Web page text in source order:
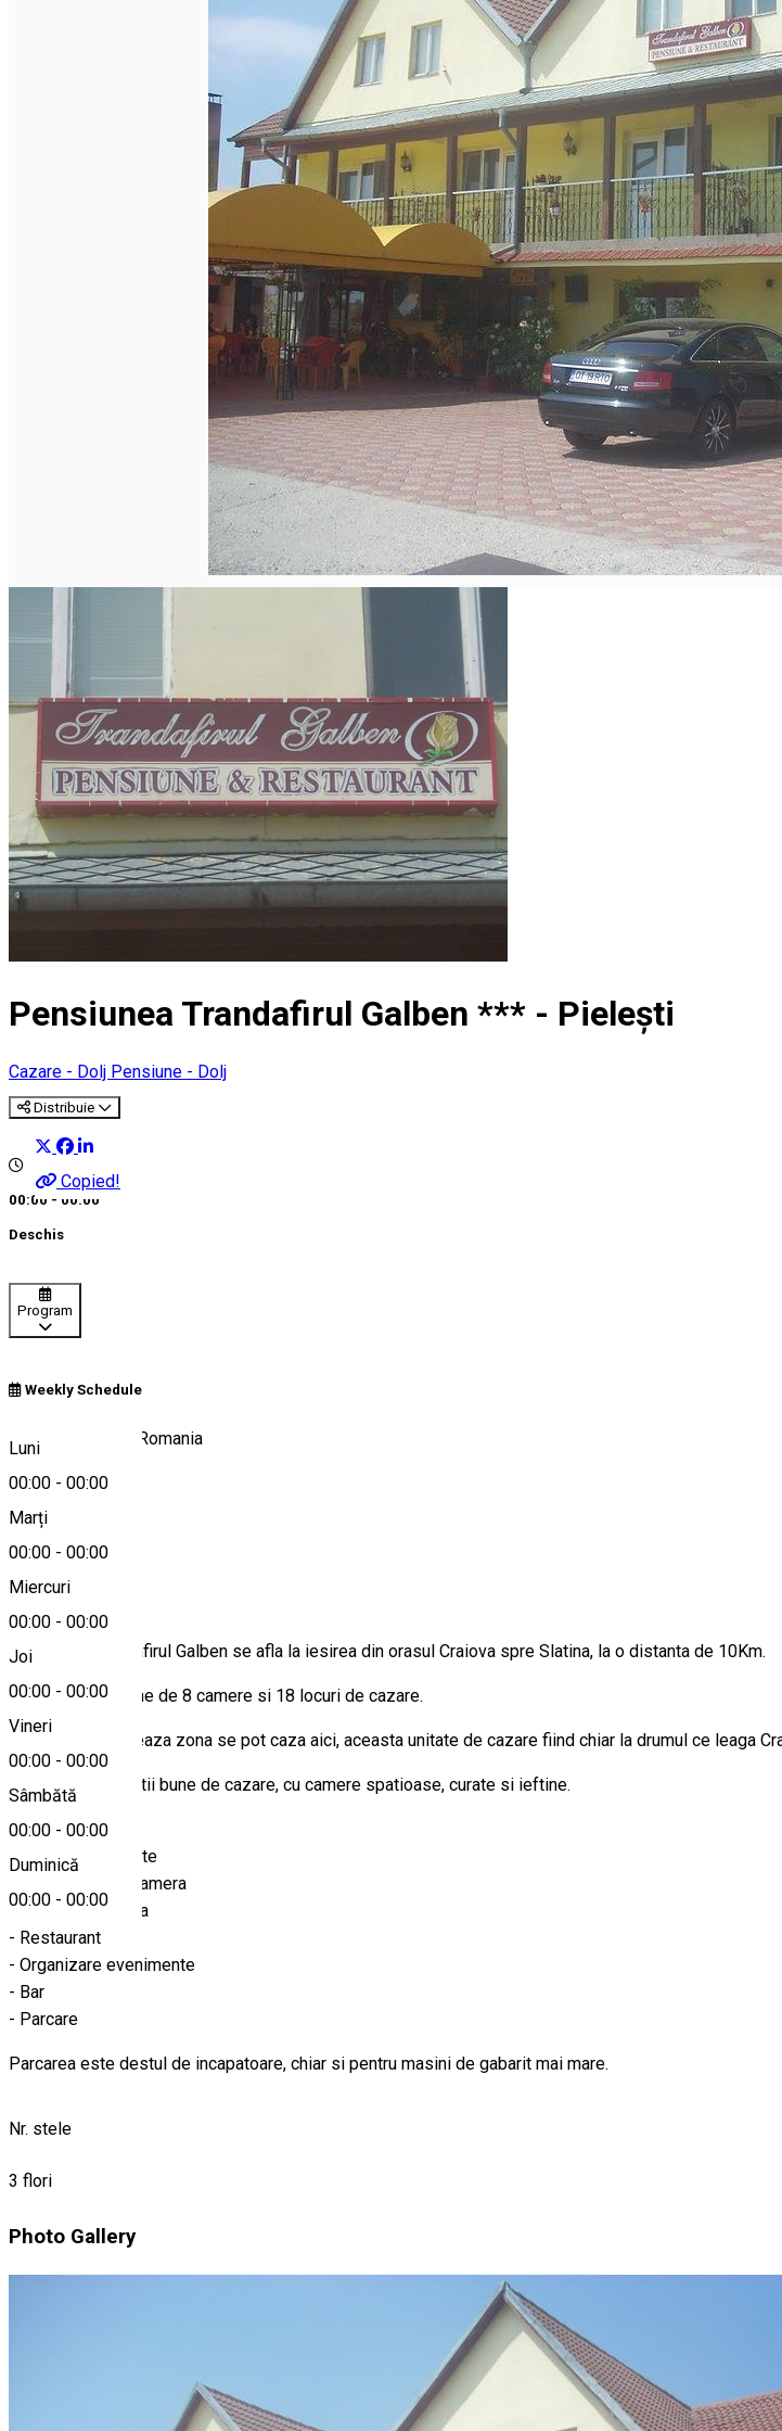
Pensiunea Trandafirul Galben *** - Pielești
Cazare - Dolj Pensiune - Dolj
Distribuie
Copied!
00:00 - 00:00
Deschis
Program
Weekly Schedule
Luni
00:00 - 00:00
Marți
00:00 - 00:00
Miercuri
00:00 - 00:00
Joi
00:00 - 00:00
Vineri
00:00 - 00:00
Sâmbătă
00:00 - 00:00
Duminică
00:00 - 00:00
Pielești 207450, Romania
Hartă
Despre
Pensiunea Trandafirul Galben se afla la iesirea din orasul Craiova spre Slatina, la o distanta de 10Km.
Pensiunea dispune de 8 camere si 18 locuri de cazare.
Turistii ce tranziteaza zona se pot caza aici, aceasta unitate de cazare fiind chiar la drumul ce leaga
Dispune de conditii bune de cazare, cu camere spatioase, curate si ieftine.
Facilitati:
- Sala de conferinte
- Grup sanitar in camera
- Incalzire centrala
- Restaurant
- Organizare evenimente
- Bar
- Parcare
Parcarea este destul de incapatoare, chiar si pentru masini de gabarit mai mare.
Nr. stele
3 flori
Photo Gallery